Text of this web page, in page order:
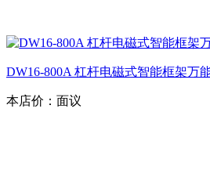
DW16-800A 杠杆电磁式智能框架万
本店价： 面议